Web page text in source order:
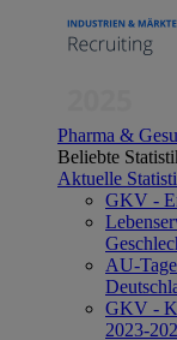
Pharma &
Beliebte
Aktuelle
GKV -
AU-
GKV -
2023-